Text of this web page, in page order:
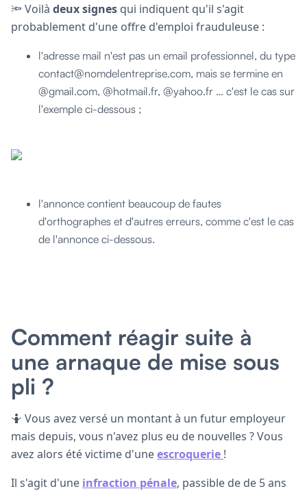
🔦 Voilà deux signes qui indiquent qu'il s'agit
probablement d'une offre d'emploi frauduleuse :
l'adresse mail n'est pas un email professionnel, du type
contact@nomdelentreprise.com, mais se termine en
@gmail.com, @hotmail.fr, @yahoo.fr … c'est le cas sur
l'exemple ci-dessous ;
l'annonce contient beaucoup de fautes
d'orthographes et d'autres erreurs, comme c'est le cas
de l'annonce ci-dessous.
Comment réagir suite à
une arnaque de mise sous
pli ?
🤷 Vous avez versé un montant à un futur employeur
mais depuis, vous n'avez plus eu de nouvelles ? Vous
avez alors été victime d'uneescroquerie !
Il s'agit d'une infraction pénale, passible de de 5 ans